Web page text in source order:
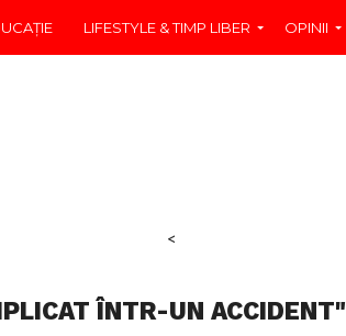
LIFESTYLE & TIMP LIBER OPINII
<
ÎNTR-UN ACCIDENT"